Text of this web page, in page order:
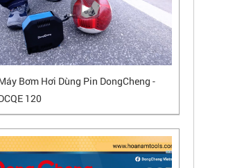
Bơm Hơi Dùng Pin DongCheng -
120